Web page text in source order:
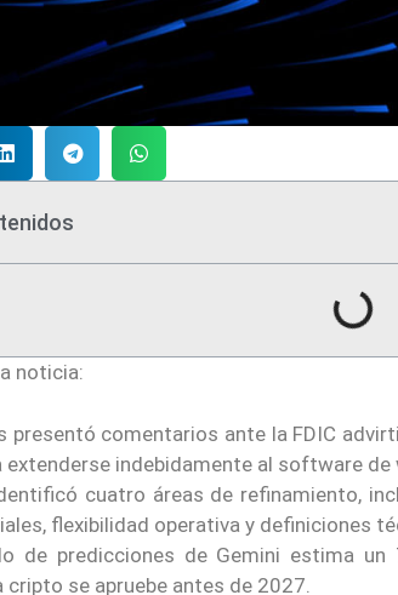
noticia:
presentó comentarios ante la FDIC
indebidamente al software de
cuatro áreas de refinamiento,
flexibilidad operativa y definiciones
de predicciones de Gemini estima
se apruebe antes de 2027.